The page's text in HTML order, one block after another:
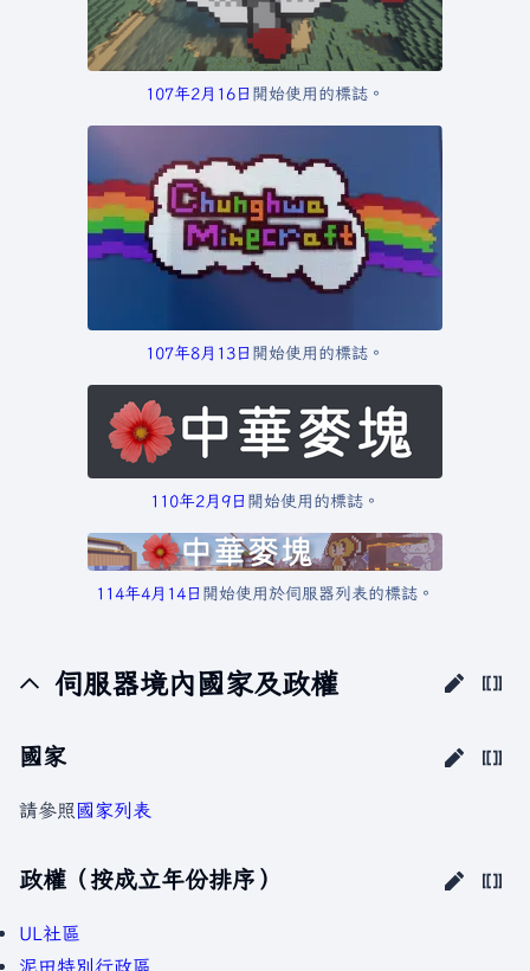
107年2月16日 開始使用的標誌。
107年8月13日 開始使用的標誌。
110年2月9日 開始使用的標誌。
114年4月14日 開始使用於伺服器列表的標誌。
伺服器境內國家及政權
國家
請參照 國家列表
政權（按成立年份排序）
UL社區
泥田特別行政區